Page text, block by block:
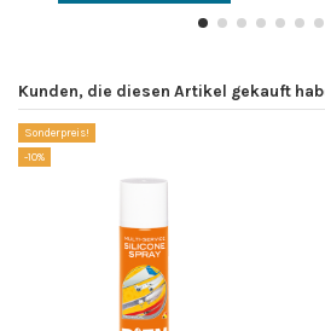
Kunden, die diesen Artikel gekauft
Sonderpreis!
-10%